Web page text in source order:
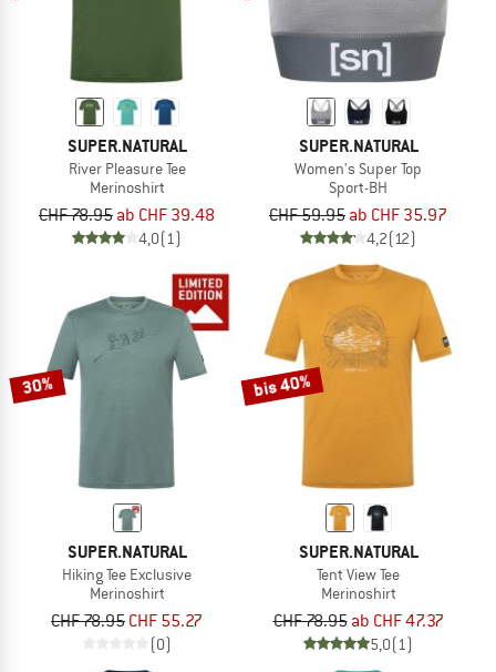
SUPER.NATURAL
River Pleasure Tee
Merinoshirt
CHF 78.95 ab CHF 39.48
4,0(1)
SUPER.NATURAL
Women's Super Top
Sport-BH
CHF 59.95 ab CHF 35.97
4,2(12)
30%
SUPER.NATURAL
Hiking Tee Exclusive
Merinoshirt
CHF 78.95 CHF 55.27
(0)
bis 40%
SUPER.NATURAL
Tent View Tee
Merinoshirt
CHF 78.95 ab CHF 47.37
5,0(1)